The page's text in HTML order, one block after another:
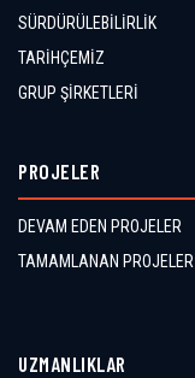
SÜRDÜRÜLEBİLİRLİK
TARİHÇEMİZ
GRUP ŞİRKETLERİ
PROJELER
DEVAM EDEN PROJELER
TAMAMLANAN PROJELER
UZMANLIKLAR